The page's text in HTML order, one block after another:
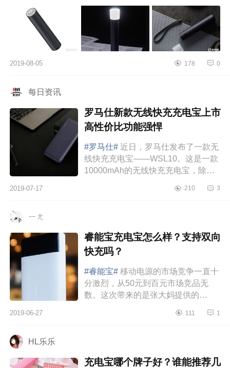
电宝。作为一款充...
2019-08-05 178 0
每日资讯
罗马仕新款无线快充充电宝上市
高性价比功能强悍
#罗马仕# 近日，罗马仕发布了一款无
线快充充电宝——WSL10。这是一款
10000mAh的无线快充充电宝，除轻
持10W无线快充技术和18W有线快
2019-07-17 210 3
ㄧㄤ
睿能宝充电宝怎么样？支持双向
快充吗？
#睿能宝# 移动电源的市场竞争一直十
分激烈，从50元到百元市场竞品无
数。这次带来的是张大妈提供的
139元的售价属于百元市场内较有竞
2019-06-27 111 1
HL乐乐
充电宝哪个牌子好？谁能推荐几